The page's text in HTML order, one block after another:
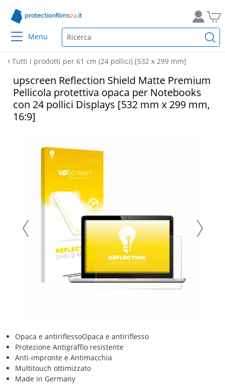
Menu
Tutti i prodotti per 61 cm (24 pollici) [532 x 299 mm]
upscreen Reflection Shield Matte Premium
Pellicola protettiva opaca per Notebooks
con 24 pollici Displays [532 mm x 299 mm,
16:9]
Opaca e antiriflessoOpaca e antiriflesso
Protezione Antigraffio resistente
Anti-impronte e Antimacchia
Multitouch ottimizzato
Made in Germany